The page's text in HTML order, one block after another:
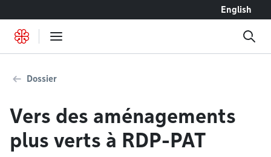
English
Dossier
Vers des aménagements
plus verts à RDP-PAT